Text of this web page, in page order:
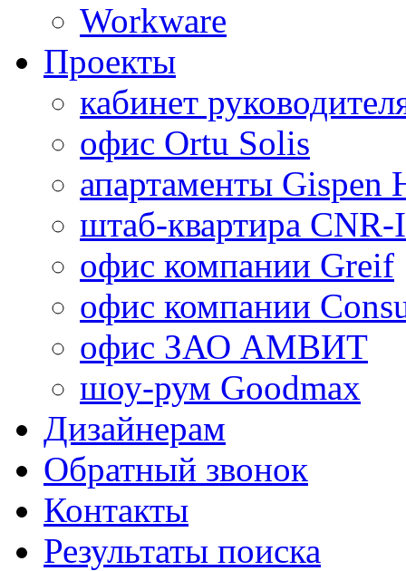
Workware
Проекты
кабинет
офис Ortu Solis
апартаменты Gispen
штаб-квартира CNR-
офис компании Greif
офис компании
офис ЗАО АМВИТ
шоу-рум Goodmax
Дизайнерам
Обратный звонок
Контакты
Результаты поиска